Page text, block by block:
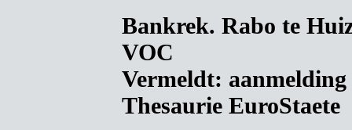
Bankrek. Rabo te
VOC
Vermeldt: aanmelding
Thesaurie EuroStaete